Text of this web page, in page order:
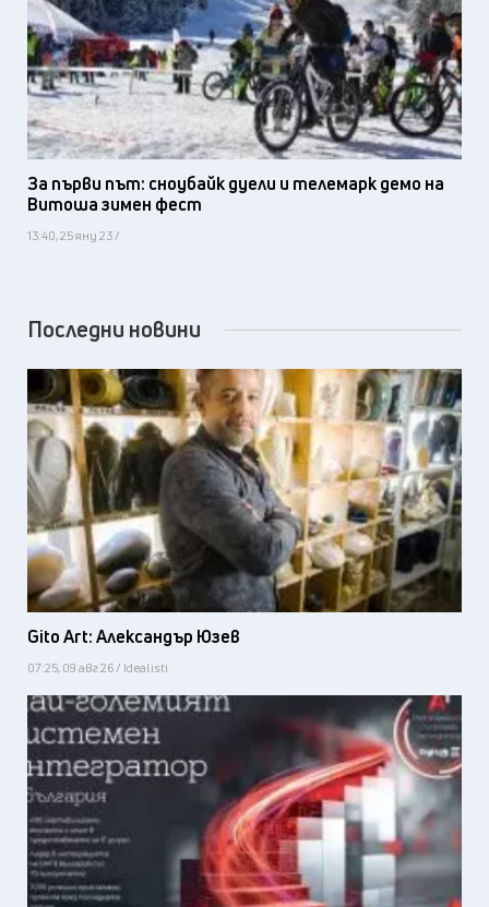
За първи път: сноубайк дуели и телемарк демо на
Витоша зимен фест
13:40, 25 яну 23 /
Последни новини
Gito Art: Александър Юзев
07:25, 09 авг 26 / Idealisti